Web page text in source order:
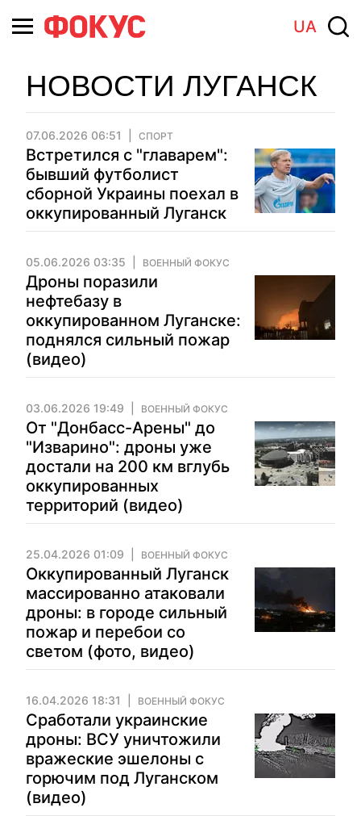
UA
НОВОСТИ ЛУГАНСК
07.06.2026 06:51 СПОРТ
Встретился с "главарем":
бывший футболист
сборной Украины поехал в
оккупированный Луганск
05.06.2026 03:35 ВОЕННЫЙ ФОКУС
Дроны поразили
нефтебазу в
оккупированном Луганске:
поднялся сильный пожар
(видео)
03.06.2026 19:49 ВОЕННЫЙ ФОКУС
От "Донбасс-Арены" до
"Изварино": дроны уже
достали на 200 км вглубь
оккупированных
территорий (видео)
25.04.2026 01:09 ВОЕННЫЙ ФОКУС
Оккупированный Луганск
массированно атаковали
дроны: в городе сильный
пожар и перебои со
светом (фото, видео)
16.04.2026 18:31 ВОЕННЫЙ ФОКУС
Сработали украинские
дроны: ВСУ уничтожили
вражеские эшелоны с
горючим под Луганском
(видео)